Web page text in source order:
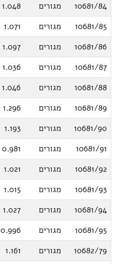
10681/84
מגורים
1.048
10681/85
מגורים
1.071
10681/86
מגורים
1.097
10681/87
מגורים
1.036
10681/88
מגורים
1.046
10681/89
מגורים
1.296
10681/90
מגורים
1.193
10681/91
מגורים
0.981
10681/92
מגורים
1.021
10681/93
מגורים
1.015
10681/94
מגורים
1.027
10681/95
מגורים
0.996
10682/79
מגורים
1.161